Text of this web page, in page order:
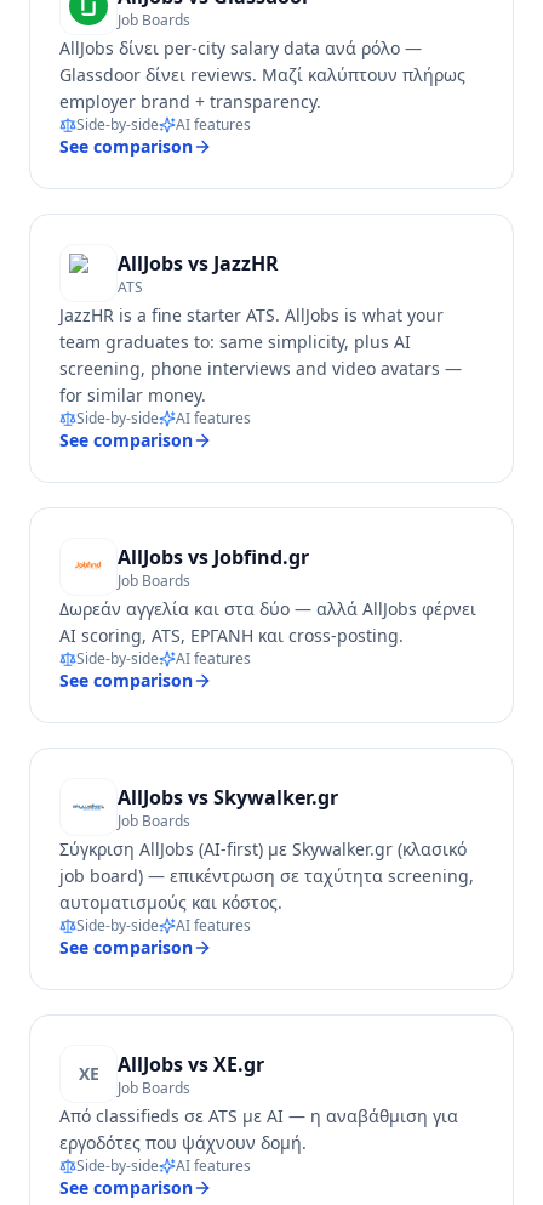
Job Boards
AllJobs δίνει per-city salary data ανά ρόλο —
Glassdoor δίνει reviews. Μαζί καλύπτουν πλήρως
employer brand + transparency.
Side-by-side AI features
See comparison
AllJobs vs JazzHR
ATS
JazzHR is a fine starter ATS. AllJobs is what your
team graduates to: same simplicity, plus AI
screening, phone interviews and video avatars —
for similar money.
Side-by-side AI features
See comparison
AllJobs vs Jobfind.gr
Job Boards
Δωρεάν αγγελία και στα δύο — αλλά AllJobs φέρνει
AI scoring, ATS, ΕΡΓΑΝΗ και cross-posting.
Side-by-side AI features
See comparison
AllJobs vsSkywalker.gr
Job Boards
Σύγκριση AllJobs (AI-first) με Skywalker.gr (κλασικό
job board) — επικέντρωση σε ταχύτητα screening,
αυτοματισμούς και κόστος.
Side-by-side AI features
See comparison
XE AllJobs vsXE.gr
Job Boards
Από classifieds σε ATS με AI — η αναβάθμιση για
εργοδότες που ψάχνουν δομή.
Side-by-side AI features
See comparison